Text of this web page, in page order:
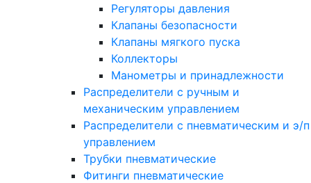
Регуляторы давления
Клапаны безопасности
Клапаны мягкого пуска
Коллекторы
Манометры и принадлежности
Распределители с ручным и
механическим управлением
Распределители с пневматическим и э/п
управлением
Трубки пневматические
Фитинги пневматические